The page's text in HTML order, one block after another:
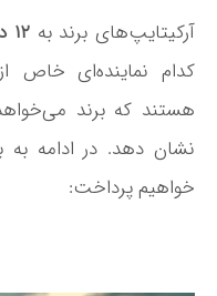
آرکیتایپ‌های برند به ۱۲ دسته اصلی
کدام نماینده‌ای خاص
هستند که برند
نشان دهد. در ادامه به
خواهیم پرداخت: